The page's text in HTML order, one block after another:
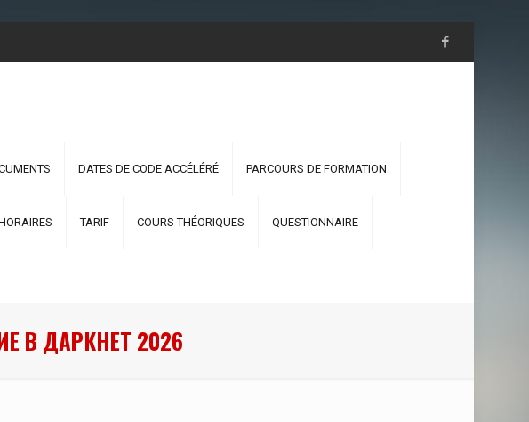
DATES DE CODE ACCÉLÉRÉ PARCOURS DE FORMATION
TARIF COURS THÉORIQUES QUESTIONNAIRE
В ДАРКНЕТ 2026